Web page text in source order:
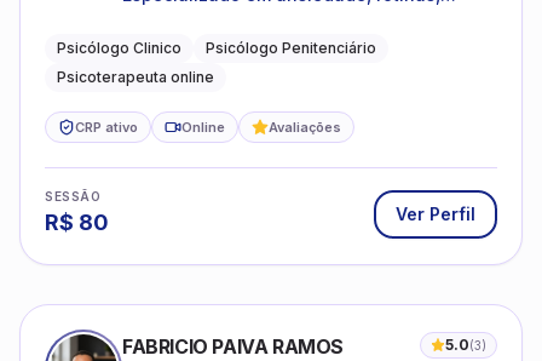
familiares e questões comportamentais.
Psicólogo Clinico
Psicólogo Penitenciário
Psicoterapeuta online
CRP ativo Online Avaliações
SESSÃO
R$ 80 Ver Perfil
FABRICIO PAIVA RAMOS 5.0(3)